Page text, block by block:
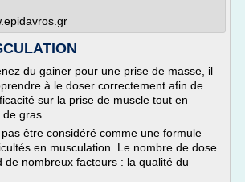
du gainer pour une prise de masse, il
à le doser correctement afin de
sur la prise de muscle tout en
gras.
être considéré comme une formule
en musculation. Le nombre de dose
de nombreux facteurs : la qualité du